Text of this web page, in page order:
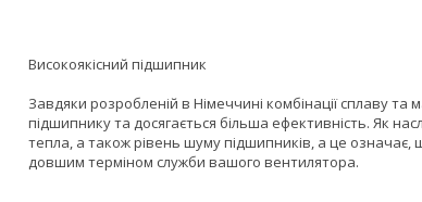
Високоякісний підшипник
Завдяки розробленій в Німеччині комбінації сплаву та
підшипнику та досягається більша ефективність. Як
тепла, а також рівень шуму підшипників, а це
довшим терміном служби вашого вентилятора.